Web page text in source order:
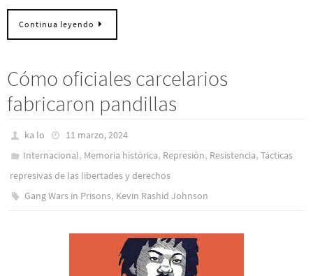
Continua leyendo
Cómo oficiales carcelarios
fabricaron pandillas
ka lo
11 marzo, 2024
Internacional, Memoria histórica, Represión, Resistencia,Tácticas
represivas de las libertades y derechos
Gang Wars in Prisons, Kevin Rashid Johnson